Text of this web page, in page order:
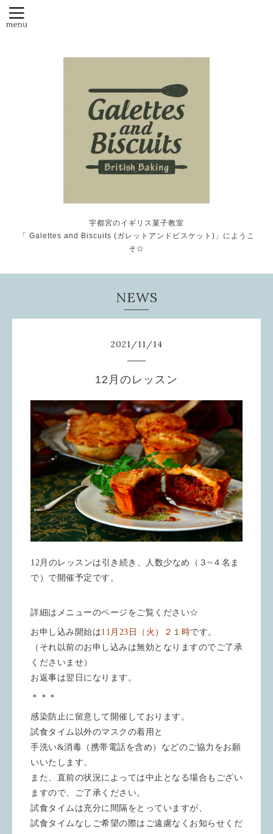
宇都宮のイギリス菓子教室
「 Galettes and Biscuits (ガレットアンドビスケット)」にようこ
そ☆
NEWS
2021/11/14
12月のレッスン
12月のレッスンは引き続き、人数少なめ（３~４名ま
で）で開催予定です。
詳細はメニューのページをご覧ください☆
お申し込み開始は11 月23日（火）２１時です。
（それ以前のお申し込みは無効となりますのでご了承
くださいませ）
お返事は翌日になります。
＊＊＊
感染防止に留意して開催しております。
試食タイム以外のマスクの着用と
手洗い&消毒（携帯電話を含め）などのご協力をお願
いいたします。
また、直前の状況によっては中止となる場合もござい
ますので、ご了承ください。
試食タイムは充分に間隔をとっていますが、
試食タイムなしご希望の際はご遠慮なくお知らせくだ